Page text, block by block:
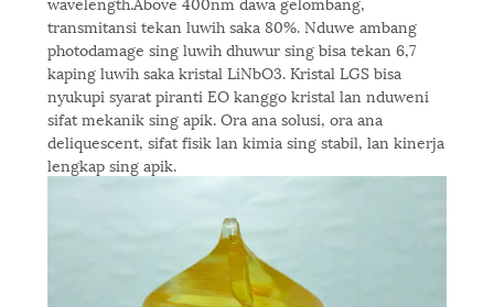
transmitansi tekan luwih saka 80%. Nduwe ambang
photodamage sing luwih dhuwur sing bisa tekan 6,7
kaping luwih saka kristal LiNbO3. Kristal LGS bisa
nyukupi syarat piranti EO kanggo kristal lan nduweni
sifat mekanik sing apik. Ora ana solusi, ora ana
deliquescent, sifat fisik lan kimia sing stabil, lan kinerja
lengkap sing apik.